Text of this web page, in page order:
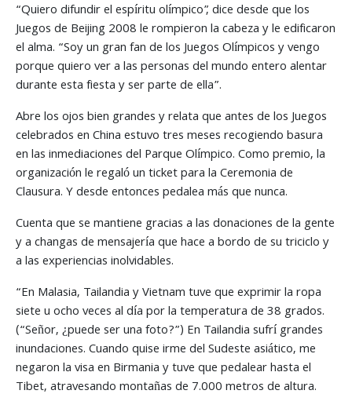
“Quiero difundir el espíritu olímpico”, dice desde que los
Juegos de Beijing 2008 le rompieron la cabeza y le edificaron
el alma. “Soy un gran fan de los Juegos Olímpicos y vengo
porque quiero ver a las personas del mundo entero alentar
durante esta fiesta y ser parte de ella”.
Abre los ojos bien grandes y relata que antes de los Juegos
celebrados en China estuvo tres meses recogiendo basura
en las inmediaciones del Parque Olímpico. Como premio, la
organización le regaló un ticket para la Ceremonia de
Clausura. Y desde entonces pedalea más que nunca.
Cuenta que se mantiene gracias a las donaciones de la gente
y a changas de mensajería que hace a bordo de su triciclo y
a las experiencias inolvidables.
“En Malasia, Tailandia y Vietnam tuve que exprimir la ropa
siete u ocho veces al día por la temperatura de 38 grados.
(“Señor, ¿puede ser una foto?”) En Tailandia sufrí grandes
inundaciones. Cuando quise irme del Sudeste asiático, me
negaron la visa en Birmania y tuve que pedalear hasta el
Tibet, atravesando montañas de 7.000 metros de altura.